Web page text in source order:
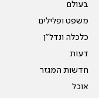
בעולם
משפט ופלילים
כלכלה ונדל"ן
דעות
חדשות המגזר
אוכל